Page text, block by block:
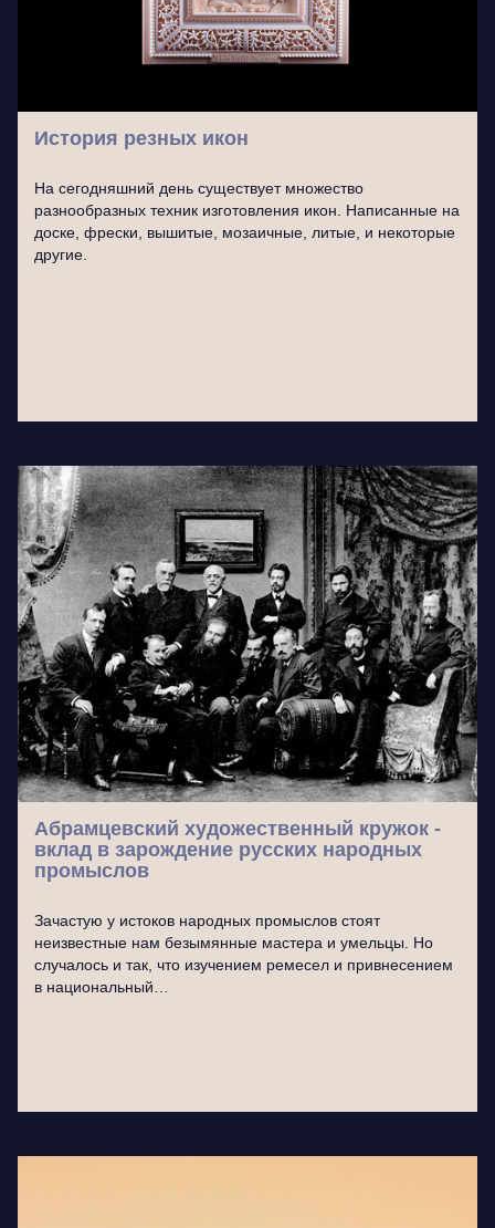
История резных икон
На сегодняшний день существует множество
разнообразных техник изготовления икон. Написанные на
доске, фрески, вышитые, мозаичные, литые, и некоторые
другие.
Абрамцевский художественный кружок -
вклад в зарождение русских народных
промыслов
Зачастую у истоков народных промыслов стоят
неизвестные нам безымянные мастера и умельцы. Но
случалось и так, что изучением ремесел и привнесением
в национальный…